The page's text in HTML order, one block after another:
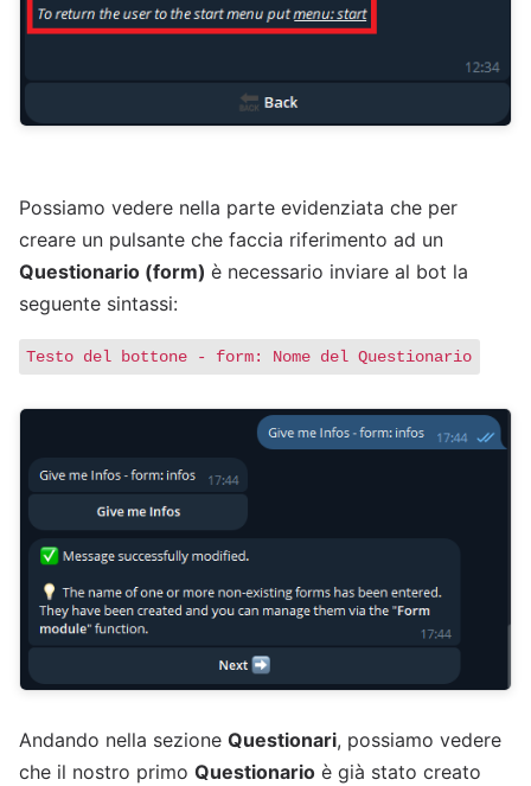
Possiamo vedere nella parte evidenziata che per
creare un pulsante che faccia riferimento ad un
Questionario (form) è necessario inviare al bot la
seguente sintassi:
Testo del bottone - form: Nome del Questionario
Andando nella sezione Questionari, possiamo vedere
che il nostro primo Questionario è già stato creato